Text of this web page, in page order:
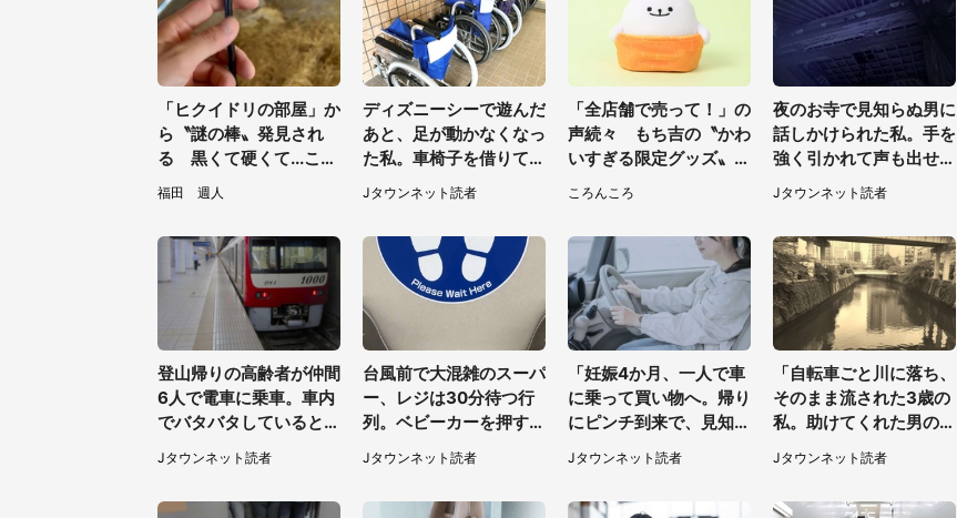
「ヒクイドリの部屋」か
ら〝謎の棒〟発見され
る 黒くて硬くて...これ
は何？動物園に聞く
福田 週人
ディズニーシーで遊んだ
あと、足が動かなくなっ
た私。車椅子を借りて帰
ろうとしたところでキャ
ストが（60代女性）
Jタウンネット読者
「全店舗で売って！」の
声続々 もち吉の〝かわ
いすぎる限定グッズ〟に
だけ？本社に聞く
ころんころ
夜のお寺で見知らぬ男に
話しかけられた私。手を
強く引かれて声も出せ
ず...（東京都・40代女
性）
Jタウンネット読者
登山帰りの高齢者が仲間
6人で電車に乗車。車内
でバタバタしていると、
隣の若い男性客が（神奈
川県・70代女性）
Jタウンネット読者
台風前で大混雑のスーパ
ー、レジは30分待つ行
列。ベビーカーを押す私
が並んでいると、前の男
性客が...
Jタウンネット読者
「妊娠4か月、一人で車
に乗って買い物へ。帰り
にピンチ到来で、見知ら
ぬ2人の男性が私の車
を...」（30代女性）
Jタウンネット読者
「自転車ごと川に落ち、
そのまま流された3歳の
私。助けてくれた男の子
が私の母に言ったの
は...」（千葉県・20代
Jタウンネット読者